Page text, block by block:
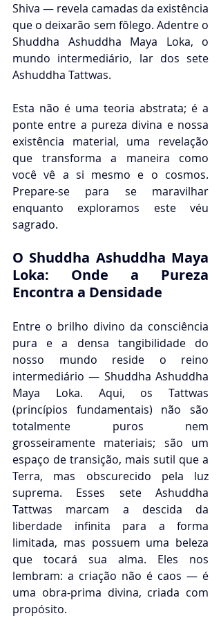
Shiva — revela camadas da existência
que o deixarão sem fôlego. Adentre o
Shuddha Ashuddha Maya Loka, o
mundo intermediário, lar dos sete
Ashuddha Tattwas.
Esta não é uma teoria abstrata; é a
ponte entre a pureza divina e nossa
existência material, uma revelação
que transforma a maneira como
você vê a si mesmo e o cosmos.
Prepare-se para se maravilhar
enquanto exploramos este véu
sagrado.
O Shuddha Ashuddha Maya
Loka: Onde a Pureza
Encontra a Densidade
Entre o brilho divino da consciência
pura e a densa tangibilidade do
nosso mundo reside o reino
intermediário — Shuddha Ashuddha
Maya Loka. Aqui, os Tattwas
(princípios fundamentais) não são
totalmente puros nem
grosseiramente materiais; são um
espaço de transição, mais sutil que a
Terra, mas obscurecido pela luz
suprema. Esses sete Ashuddha
Tattwas marcam a descida da
liberdade infinita para a forma
limitada, mas possuem uma beleza
que tocará sua alma. Eles nos
lembram: a criação não é caos — é
uma obra-prima divina, criada com
propósito.